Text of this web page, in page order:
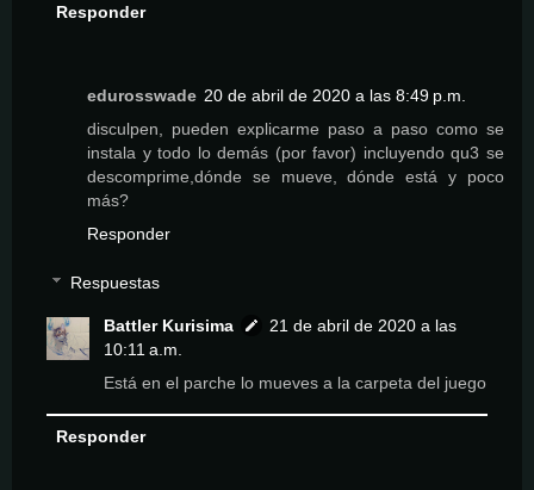
Responder
edurosswade 20 de abril de 2020 a las 8:49 p.m.
disculpen, pueden explicarme paso a paso como se
instala y todo lo demás (por favor) incluyendo qu3 se
descomprime,dónde se mueve, dónde está y poco
más?
Responder
Respuestas
Battler Kurisima
21 de abril de 2020 a las
10:11 a.m.
Está en el parche lo mueves a la carpeta del juego
Responder